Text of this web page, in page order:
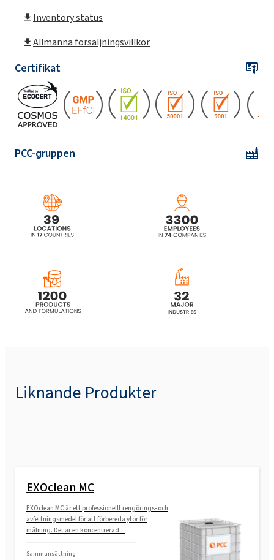
Inventory status
Allmänna försäljningsvillkor
Certifikat
PCC-gruppen
ROKamina®K30B (Coco-betain)
ROKamina®K30K (Cocamidopropyl Betaine)
ROKamina®K40HC MB (Cocamidopropyl
Betaine)
ROKamina®L30B (Lauryl betain)
ROKamina®L30B MB (Lauryl betain)
Liknande Produkter
EXOclean MC
EXOclean MC är ett professionellt rengörings- och
avfettningsmedel för att förbereda ytor för
målning. Det är en koncentrerad...
Sammansättning